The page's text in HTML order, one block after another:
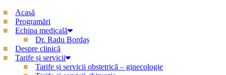
Acasă
Programări
Echipa medicală
Dr. Radu Bordaș
Despre clinică
Tarife și servicii
Tarife și servicii obstetrică – ginecologie